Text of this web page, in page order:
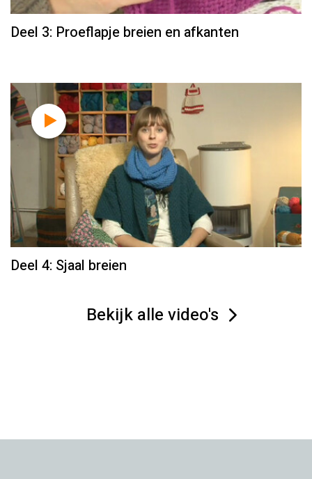
Deel 3: Proeflapje breien en afkanten
Deel 4: Sjaal breien
Bekijk alle video's